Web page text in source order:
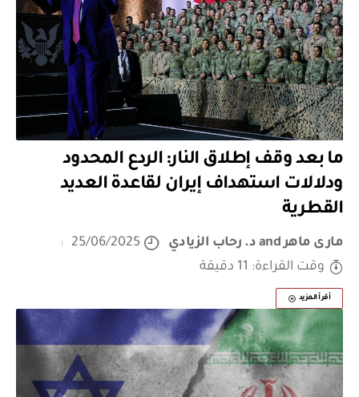
ما بعد وقف إطلاق النار: الردع المحدود
ودلالات استهداف إيران لقاعدة العديد
القطرية
مارى ماهرand د. رحاب الزيادي
25/06/2025
وقت القراءة: 11 دقيقة
أقرأ المزيد